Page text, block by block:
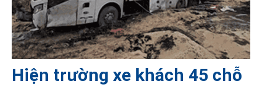
Hiện trường xe khách 45 chỗ